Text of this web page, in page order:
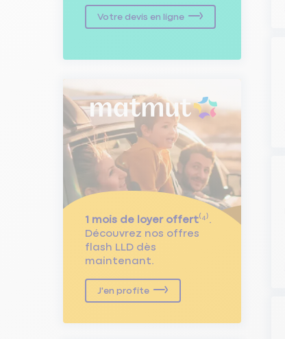
Votre devis en ligne
1 mois de loyer offert⁽⁴⁾.
Découvrez nos offres
flash LLD dès
maintenant.
J'en profite